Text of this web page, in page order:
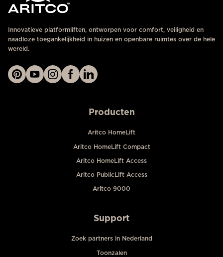
Innovatieve platformliften, ontworpen voor comfort, veiligheid en
naadloze toegankelijkheid in huizen en openbare ruimtes over de hele
wereld.
Producten
Aritco HomeLift
Aritco HomeLift Compact
Aritco HomeLift Access
Aritco PublicLift Access
Aritco 9000
Support
Zoek partners in Nederland
Toonzalen